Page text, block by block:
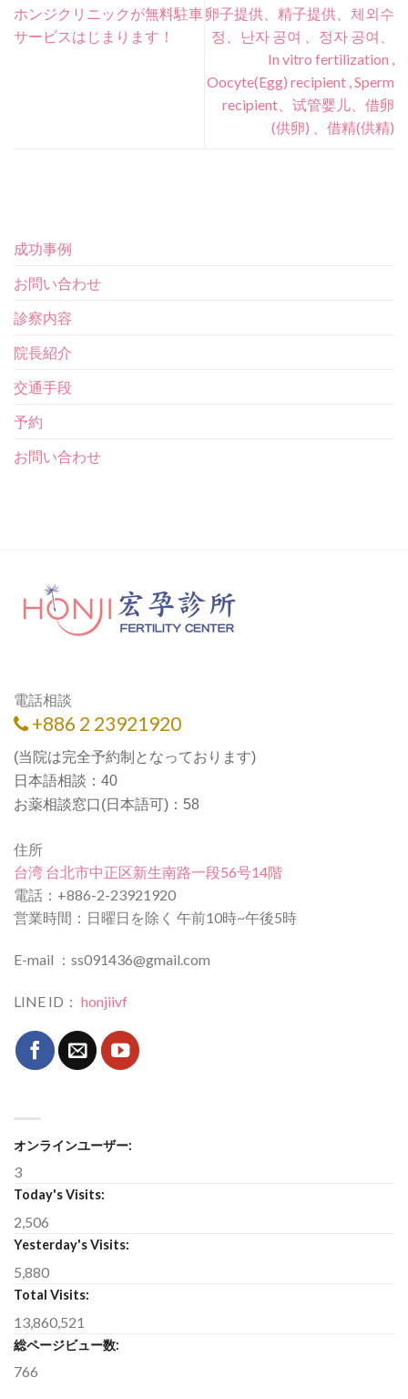
成功事例
お問い合わせ
診察内容
院長紹介
交通手段
予約
お問い合わせ
ホンジクリニックが無料駐車
サービスはじまります！
卵子提供、精子提供、체외수
정、난자 공여 、정자 공여、
In vitro fertilization ,
Oocyte(Egg) recipient , Sperm
recipient、试管婴儿、借卵
(供卵) 、借精(供精)
電話相談
+886 2 23921920
(当院は完全予約制となっております)
日本語相談：40
お薬相談窓口(日本語可)：58
住所
台湾 台北市中正区新生南路一段56号14階
電話：+886-2-23921920
営業時間：日曜日を除く 午前10時~午後5時
E-mail ：ss091436@gmail.com
LINE ID： honjiivf
オンラインユーザー:
3
Today's Visits:
2,506
Yesterday's Visits:
5,880
Total Visits:
13,860,521
総ページビュー数:
766